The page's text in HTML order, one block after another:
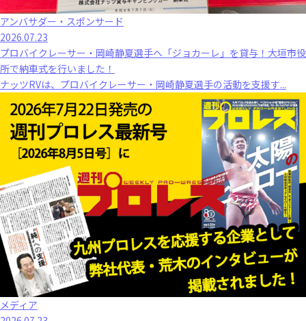
アンバサダー・スポンサード
2026.07.23
プロバイクレーサー・岡崎静夏選手へ「ジョカーレ」を貸与！大垣市役
所で納車式を行いました！
ナッツRVは、プロバイクレーサー・岡崎静夏選手の活動を支援す...
メディア